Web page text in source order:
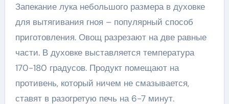
Запекание лука небольшого размера в духовке
для вытягивания гноя – популярный способ
приготовления. Овощ разрезают на две равные
части. В духовке выставляется температура
170-180 градусов. Продукт помещают на
противень, который ничем не смазывается,
ставят в разогретую печь на 6-7 минут.